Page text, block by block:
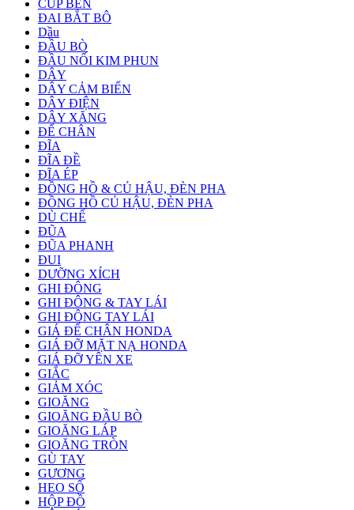
CÚP BEN
ĐAI BẮT BÔ
Dầu
ĐẦU BÒ
ĐẦU NỐI KIM PHUN
DÂY
DÂY CẢM BIẾN
DÂY ĐIỆN
DÂY XĂNG
ĐỂ CHÂN
ĐĨA
ĐĨA ĐỀ
ĐĨA ÉP
ĐỒNG HỒ & CỦ HẬU, ĐÈN PHA
ĐỒNG HỒ CỦ HẬU, ĐÈN PHA
DÙ CHẾ
ĐŨA
ĐŨA PHANH
ĐUI
DƯỠNG XÍCH
GHI ĐÔNG
GHI ĐÔNG & TAY LÁI
GHI ĐÔNG TAY LÁI
GIÁ ĐỂ CHÂN HONDA
GIÁ ĐỠ MẶT NẠ HONDA
GIÁ ĐỠ YÊN XE
GIẮC
GIẢM XÓC
GIOĂNG
GIOĂNG ĐẦU BÒ
GIOĂNG LÁP
GIOĂNG TRÒN
GÙ TAY
GƯƠNG
HEO SỐ
HỘP ĐỒ